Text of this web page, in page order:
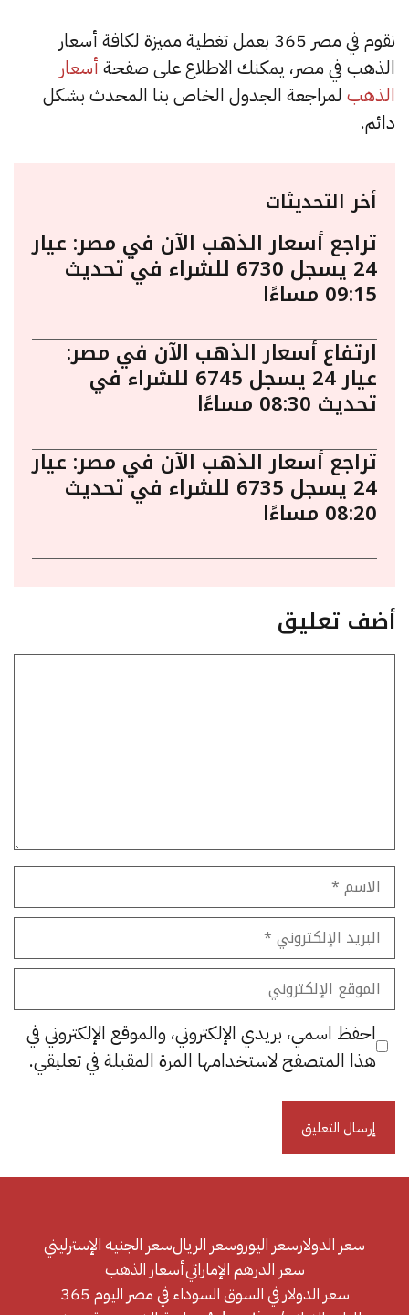
نقوم في مصر 365 بعمل تغطية مميزة لكافة أسعار
الذهب في مصر، يمكنك الاطلاع على صفحة أسعار
الذهب لمراجعة الجدول الخاص بنا المحدث بشكل
دائم.
أخر التحديثات
تراجع أسعار الذهب الآن في مصر: عيار
24 يسجل 6730 للشراء في تحديث
09:15 مساءًا
ارتفاع أسعار الذهب الآن في مصر:
عيار 24 يسجل 6745 للشراء في
تحديث 08:30 مساءًا
تراجع أسعار الذهب الآن في مصر: عيار
24 يسجل 6735 للشراء في تحديث
08:20 مساءًا
أضف تعليق
الاسم
البريد
الإلكتروني
الموقع
الإلكتروني
احفظ اسمي، بريدي الإلكتروني، والموقع الإلكتروني في
هذا المتصفح لاستخدامها المرة المقبلة في تعليقي.
سعر الدولارسعر اليوروسعر الريالسعر الجنيه الإسترليني
سعر الدرهم الإماراتيأسعار الذهب
سعر الدولار في السوق السوداء في مصر اليوم 365